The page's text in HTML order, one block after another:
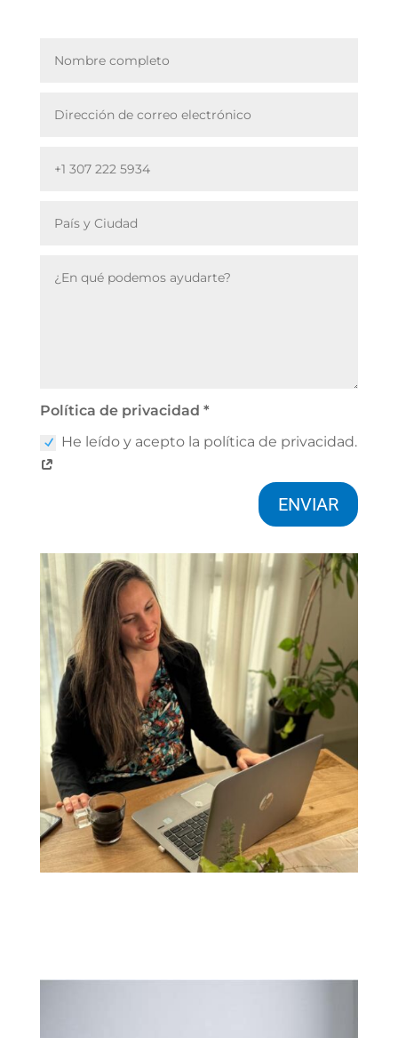
Política de privacidad *
He leído y acepto la política de privacidad.
ENVIAR